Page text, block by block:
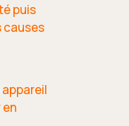
puis
causes